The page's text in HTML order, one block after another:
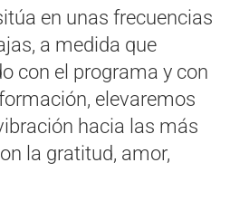
en unas frecuencias
a medida que
con el programa y con
elevaremos
hacia las más
la gratitud, amor,